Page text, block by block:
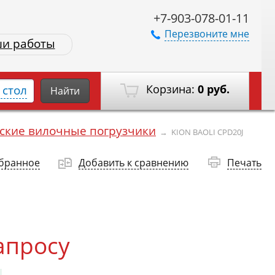
+7-903-078-01-11
Перезвоните мне
работы
Корзина: 0 руб.
Найти
вилочные погрузчики → KION BAOLI CPD20J
Добавить к сравнению Печать